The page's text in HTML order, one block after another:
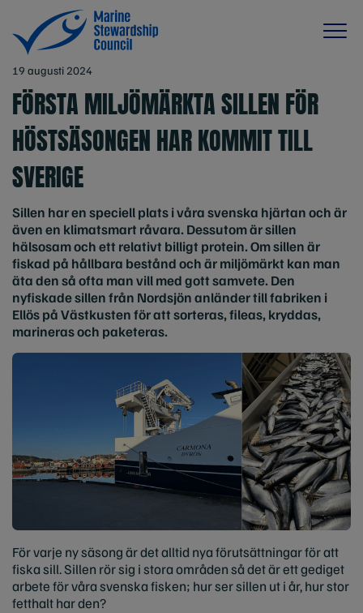
19 augusti 2024
FÖRSTA MILJÖMÄRKTA SILLEN FÖR
HÖSTSÄSONGEN HAR KOMMIT TILL
SVERIGE
Sillen har en speciell plats i våra svenska hjärtan och är
även en klimatsmart råvara. Dessutom är sillen
hälsosam och ett relativt billigt protein. Om sillen är
fiskad på hållbara bestånd och är miljömärkt kan man
äta den så ofta man vill med gott samvete. Den
nyfiskade sillen från Nordsjön anländer till fabriken i
Ellös på Västkusten för att sorteras, fileas, kryddas,
marineras och paketeras.
För varje ny säsong är det alltid nya förutsättningar för att
fiska sill. Sillen rör sig i stora områden så det är ett gediget
arbete för våra svenska fisken; hur ser sillen ut i år, hur stor
fetthalt har den?